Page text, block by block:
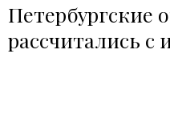
Петербургские
рассчитались с